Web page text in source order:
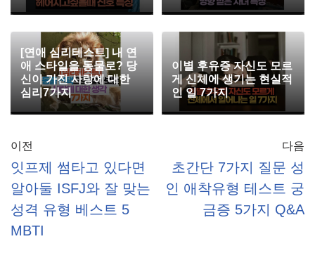
[연애 심리테스트] 내 연
애 스타일을 동물로? 당
신이 가진 사랑에 대한
심리7가지
이별 후유증 자신도 모르
게 신체에 생기는 현실적
인 일 7가지
이전
잇프제 썸타고 있다면
알아둘 ISFJ와 잘 맞는
성격 유형 베스트 5
MBTI
다음
초간단 7가지 질문 성
인 애착유형 테스트 궁
금증 5가지 Q&A